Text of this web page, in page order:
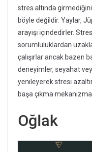
stres altında
böyle değildir. Yaylar,
arayışı içindedirler.
sorumluluklardan
çalışırlar ancak bazen
deneyimler, seyahat
yenileyerek stresi
başa çıkma
Oğlak